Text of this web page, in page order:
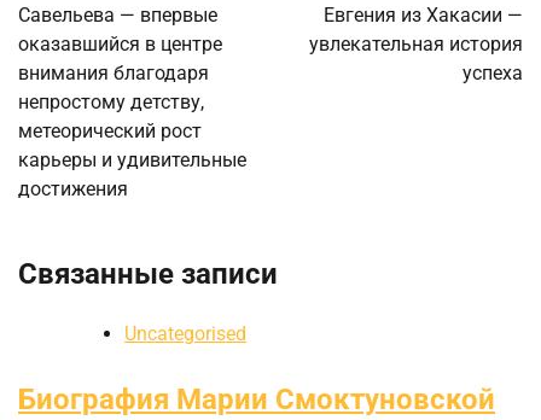
записям
Савельева — впервые
оказавшийся в центре
внимания благодаря
непростому детству,
метеорический рост
карьеры и удивительные
достижения
Евгения из Хакасии —
увлекательная история
успеха
Связанные записи
Uncategorised
Биография Марии Смоктуновской